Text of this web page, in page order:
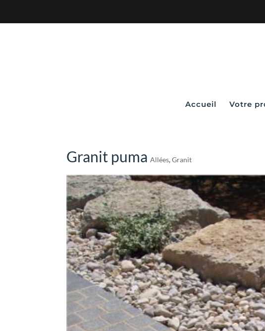
Accueil Votre
Granit puma Allées,Granit